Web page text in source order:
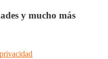
y mucho más